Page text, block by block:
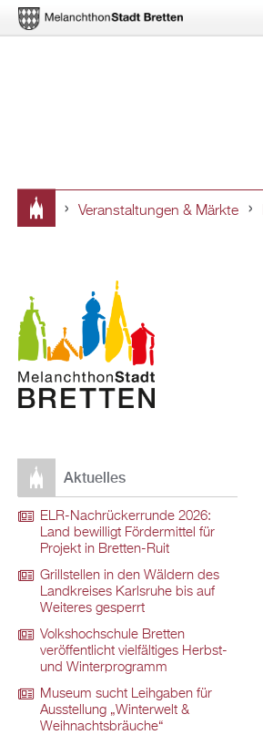
hier
Veranstaltungen & Märkte
Aktuelles
ELR-Nachrückerrunde 2026:
Land bewilligt Fördermittel für
Projekt in Bretten-Ruit
Grillstellen in den Wäldern des
Landkreises Karlsruhe bis auf
Weiteres gesperrt
Volkshochschule Bretten
veröffentlicht vielfältiges Herbst-
und Winterprogramm
Museum sucht Leihgaben für
Ausstellung „Winterwelt &
Weihnachtsbräuche“